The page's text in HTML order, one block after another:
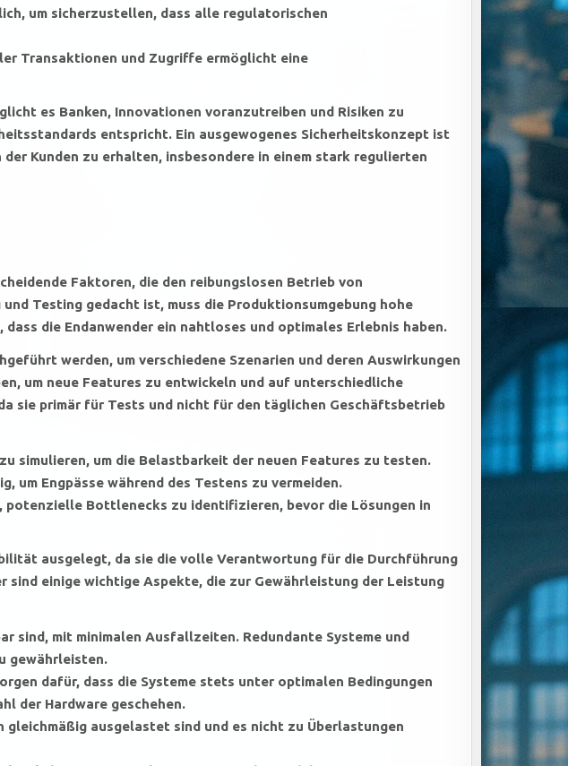
um sicherzustellen, dass alle regulatorischen
Transaktionen und Zugriffe ermöglicht eine
es Banken, Innovationen voranzutreiben und Risiken zu
entspricht. Ein ausgewogenes Sicherheitskonzept ist
Kunden zu erhalten, insbesondere in einem stark regulierten
Faktoren, die den reibungslosen Betrieb von
Testing gedacht ist, muss die Produktionsumgebung hohe
die Endanwender ein nahtloses und optimales Erlebnis haben.
werden, um verschiedene Szenarien und deren Auswirkungen
um neue Features zu entwickeln und auf unterschiedliche
sie primär für Tests und nicht für den täglichen Geschäftsbetrieb
simulieren, um die Belastbarkeit der neuen Features zu testen.
um Engpässe während des Testens zu vermeiden.
Bottlenecks zu identifizieren, bevor die Lösungen in
ausgelegt, da sie die volle Verantwortung für die Durchführung
einige wichtige Aspekte, die zur Gewährleistung der Leistung
sind, mit minimalen Ausfallzeiten. Redundante Systeme und
gewährleisten.
dafür, dass die Systeme stets unter optimalen Bedingungen
der Hardware geschehen.
ausgelastet sind und es nicht zu Überlastungen